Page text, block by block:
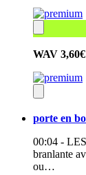
WAV 3,60€
porte en
00:04 -
branlante
ou…